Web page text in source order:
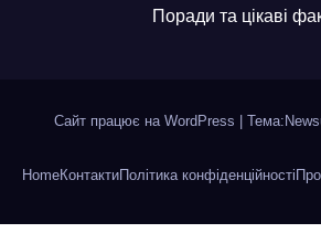
Поради та цікаві
Сайт працює на WordPress
HomeКонтактиПолітика конфіденційності